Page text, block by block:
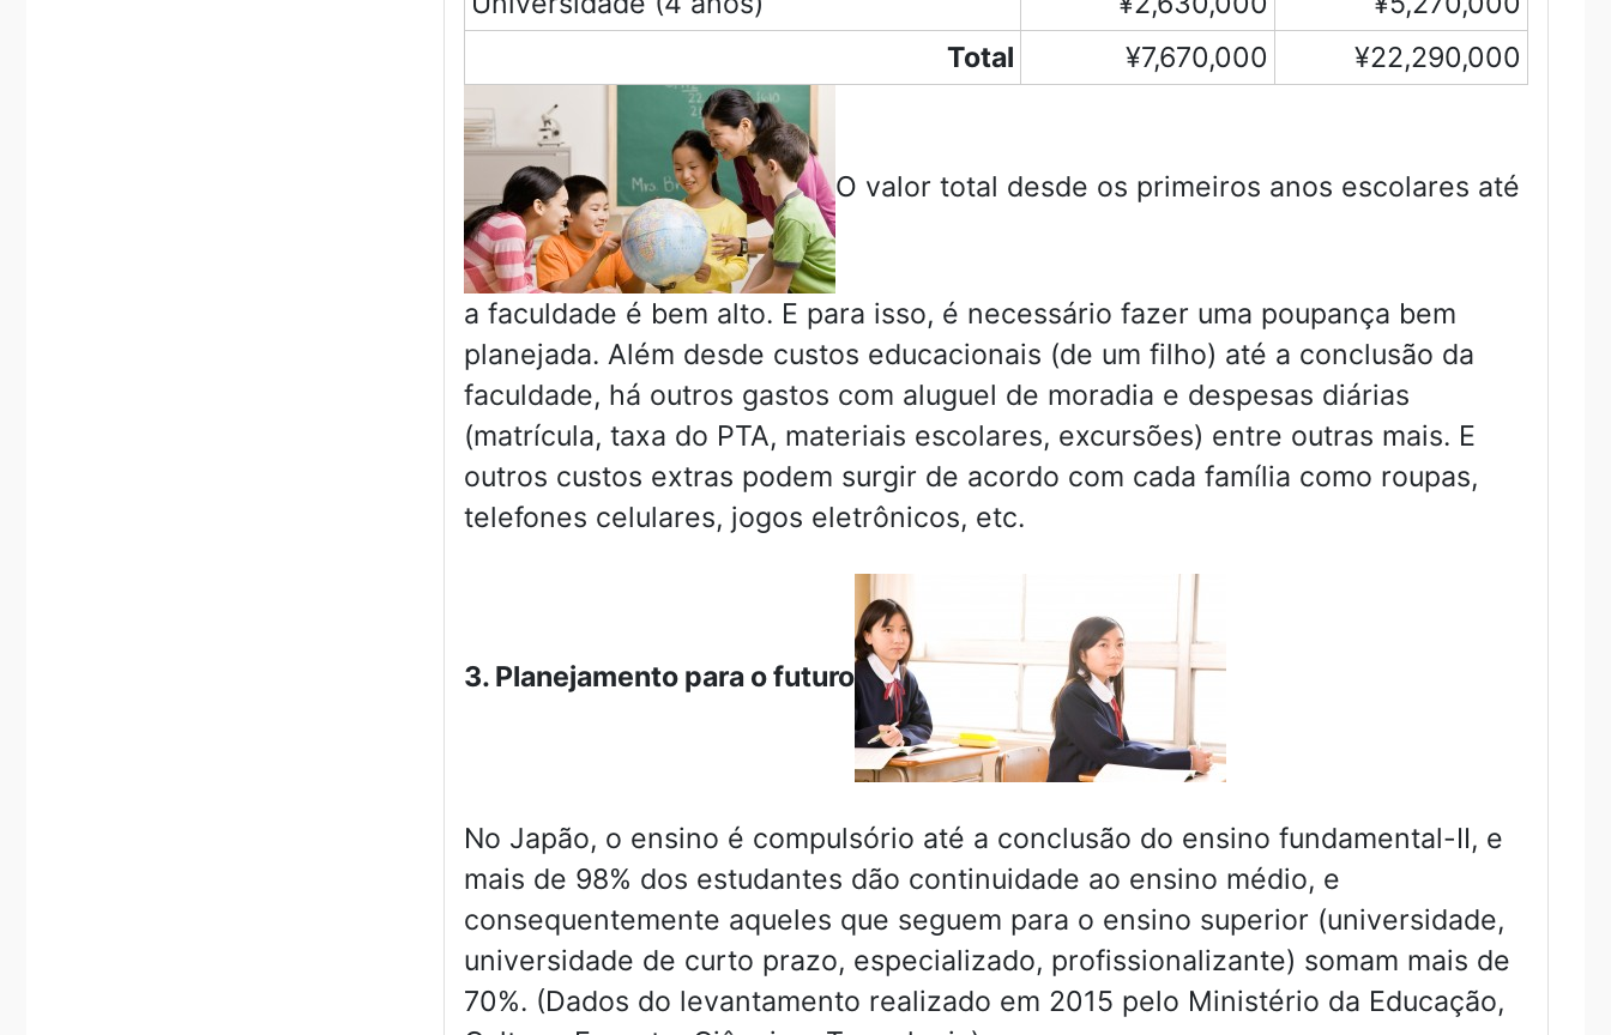
Total
¥7,670,000 ¥22,290,000
O valor total desde os primeiros anos escolares até
a faculdade é bem alto. E para isso, é necessário fazer uma poupança bem
planejada. Além desde custos educacionais (de um filho) até a conclusão da
faculdade, há outros gastos com aluguel de moradia e despesas diárias
(matrícula, taxa do PTA, materiais escolares, excursões) entre outras mais. E
outros custos extras podem surgir de acordo com cada família como roupas,
telefones celulares, jogos eletrônicos, etc.
3. Planejamento para o futuro
No Japão, o ensino é compulsório até a conclusão do ensino fundamental-II, e
mais de 98% dos estudantes dão continuidade ao ensino médio, e
consequentemente aqueles que seguem para o ensino superior (universidade,
universidade de curto prazo, especializado, profissionalizante) somam mais de
70%. (Dados do levantamento realizado em 2015 pelo Ministério da Educação,